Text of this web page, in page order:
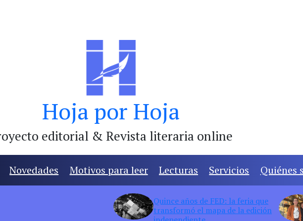
Hoja por Hoja
editorial & Revista literaria online
Novedades Motivos para leer Lecturas Servicios Quiénes
Quince años de FED: la feria que
transformó el mapa de la edición